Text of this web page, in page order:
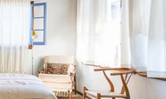
flecha hacia arriba y hacia abajo o explora con el